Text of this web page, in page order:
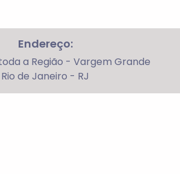
Endereço:
a Região - Vargem Grande
Rio de Janeiro - RJ